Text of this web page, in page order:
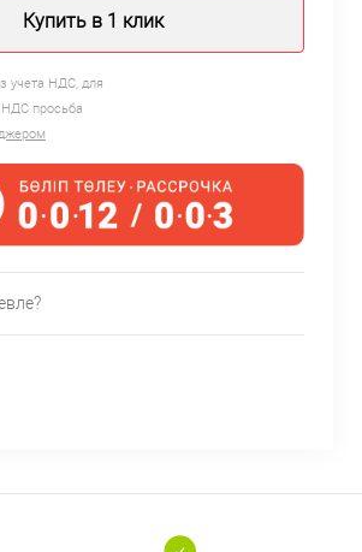
Купить в 1 клик
учета НДС, для
НДС просьба